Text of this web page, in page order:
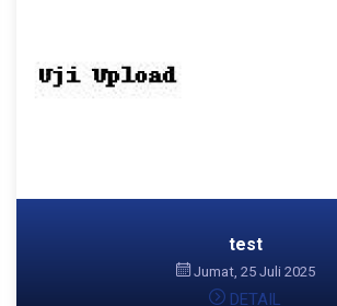
test
Jumat, 25 Juli 2025
DETAIL